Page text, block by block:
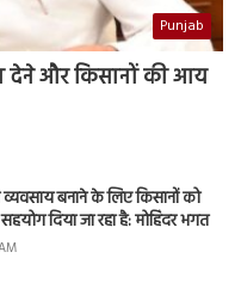
Punjab
देने और किसानों की आय
व्यवसाय बनाने के लिए किसानों को
दिया जा रहा है: मोहिंदर भगत